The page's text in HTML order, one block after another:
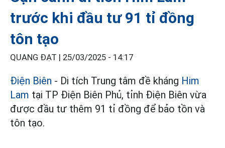
trước khi đầu tư 91 tỉ đồng
tôn tạo
QUANG ĐẠT | 25/03/2025 - 14:17
Điện Biên - Di tích Trung tâm đề kháng Him
Lam tại TP Điện Biên Phủ, tỉnh Điện Biên vừa
được đầu tư thêm 91 tỉ đồng để bảo tồn và
tôn tạo.